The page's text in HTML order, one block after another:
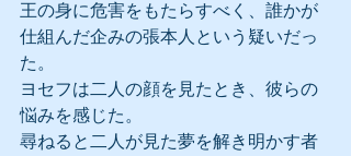
王の身に危害をもたらすべく、誰かが
仕組んだ企みの張本人という疑いだっ
た。
ヨセフは二人の顔を見たとき、彼らの
悩みを感じた。
尋ねると二人が見た夢を解き明かす者